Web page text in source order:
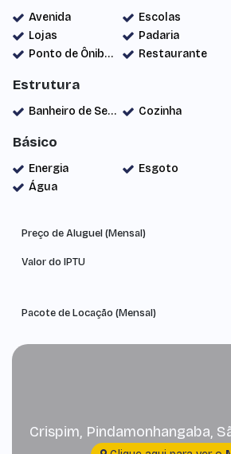
Avenida Escolas
Lojas
Padaria
Ponto de Ônibus
Restaurante
Estrutura
Banheiro de Serviço Cozinha
Básico
Energia Esgoto
Água
Preço de Aluguel (Mensal)
Valor do IPTU
Pacote de Locação (Mensal)
Crispim, Pindamonhangaba,